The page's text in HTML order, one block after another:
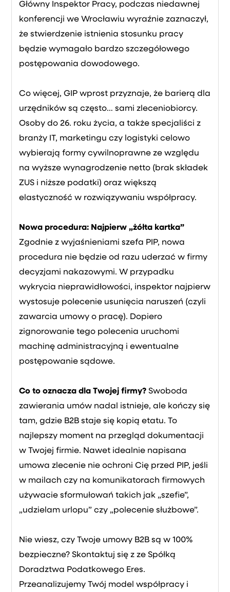
Główny Inspektor Pracy, podczas niedawnej
konferencji we Wrocławiu wyraźnie zaznaczył,
że stwierdzenie istnienia stosunku pracy
będzie wymagało bardzo szczegółowego
postępowania dowodowego.
Co więcej, GIP wprost przyznaje, że barierą dla
urzędników są często… sami zleceniobiorcy.
Osoby do 26. roku życia, a także specjaliści z
branży IT, marketingu czy logistyki celowo
wybierają formy cywilnoprawne ze względu
na wyższe wynagrodzenie netto (brak składek
ZUS i niższe podatki) oraz większą
elastyczność w rozwiązywaniu współpracy.
Nowa procedura: Najpierw „żółta kartka”
Zgodnie z wyjaśnieniami szefa PIP, nowa
procedura nie będzie od razu uderzać w firmy
decyzjami nakazowymi. W przypadku
wykrycia nieprawidłowości, inspektor najpierw
wystosuje polecenie usunięcia naruszeń (czyli
zawarcia umowy o pracę). Dopiero
zignorowanie tego polecenia uruchomi
machinę administracyjną i ewentualne
postępowanie sądowe.
Co to oznacza dla Twojej firmy?Swoboda
zawierania umów nadal istnieje, ale kończy się
tam, gdzie B2B staje się kopią etatu. To
najlepszy moment na przegląd dokumentacji
w Twojej firmie. Nawet idealnie napisana
umowa zlecenie nie ochroni Cię przed PIP, jeśli
w mailach czy na komunikatorach firmowych
używacie sformułowań takich jak „szefie”,
„udzielam urlopu” czy „polecenie służbowe”.
Nie wiesz, czy Twoje umowy B2B są w 100%
bezpieczne? Skontaktuj się z ze Spółką
Doradztwa Podatkowego Eres.
Przeanalizujemy Twój model współpracy i